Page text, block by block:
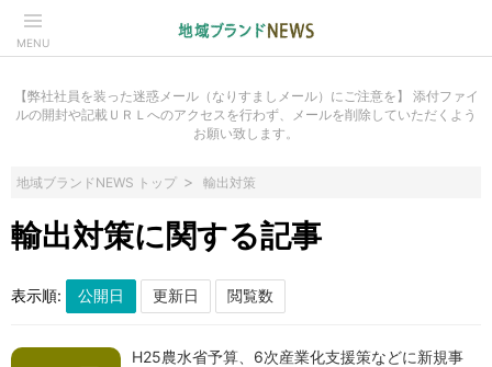
MENU
【弊社社員を装った迷惑メール（なりすましメール）にご注意を】 添付ファイ
ルの開封や記載ＵＲＬへのアクセスを行わず、メールを削除していただくよう
お願い致します。
地域ブランドNEWS トップ 輸出対策
輸出対策に関する記事
表示順:
H25農水省予算、6次産業化支援策などに新規事